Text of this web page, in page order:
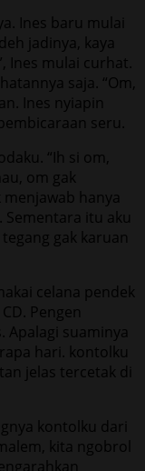
Ines baru mulai
jadinya, kaya
Ines mulai curhat.
saja. “Om,
Ines nyiapin
seru.
“Ih si om,
om gak
hanya
itu aku
gak karuan
celana pendek
Pengen
Apalagi suaminya
hari. kontolku
jelas tercetak di
kontolku dari
kita ngobrol